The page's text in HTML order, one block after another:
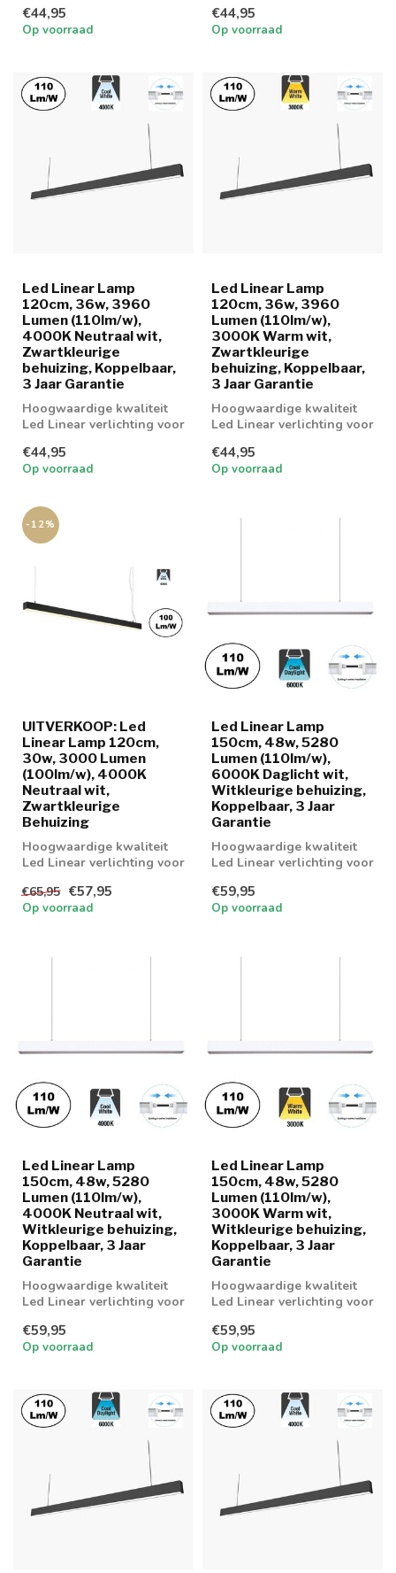
werkplaatsen en...
€44,95
Op voorraad
werkplaatsen en...
€44,95
Op voorraad
Led Linear Lamp
120cm, 36w, 3960
Lumen (110lm/w),
4000K Neutraal wit,
Zwartkleurige
behuizing, Koppelbaar,
3 Jaar Garantie
Hoogwaardige kwaliteit
Led Linear verlichting voor
werkplaatsen en...
€44,95
Op voorraad
Led Linear Lamp
120cm, 36w, 3960
Lumen (110lm/w),
3000K Warm wit,
Zwartkleurige
behuizing, Koppelbaar,
3 Jaar Garantie
Hoogwaardige kwaliteit
Led Linear verlichting voor
werkplaatsen en...
€44,95
Op voorraad
-12%
UITVERKOOP: Led
Linear Lamp 120cm,
30w, 3000 Lumen
(100lm/w), 4000K
Neutraal wit,
Zwartkleurige
Behuizing
Hoogwaardige kwaliteit
Led Linear verlichting voor
werkplaatsen en...
€65,95 €57,95
Op voorraad
Led Linear Lamp
150cm, 48w, 5280
Lumen (110lm/w),
6000K Daglicht wit,
Witkleurige behuizing,
Koppelbaar, 3 Jaar
Garantie
Hoogwaardige kwaliteit
Led Linear verlichting voor
werkplaatsen en...
€59,95
Op voorraad
Led Linear Lamp
150cm, 48w, 5280
Lumen (110lm/w),
4000K Neutraal wit,
Witkleurige behuizing,
Koppelbaar, 3 Jaar
Garantie
Hoogwaardige kwaliteit
Led Linear verlichting voor
werkplaatsen en...
€59,95
Op voorraad
Led Linear Lamp
150cm, 48w, 5280
Lumen (110lm/w),
3000K Warm wit,
Witkleurige behuizing,
Koppelbaar, 3 Jaar
Garantie
Hoogwaardige kwaliteit
Led Linear verlichting voor
werkplaatsen en...
€59,95
Op voorraad